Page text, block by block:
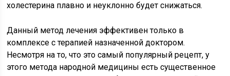
холестерина плавно и неуклонно будет снижаться.
Данный метод лечения эффективен только в
комплексе с терапией назначенной доктором.
Несмотря на то, что это самый популярный рецепт, у
этого метода народной медицины есть существенное